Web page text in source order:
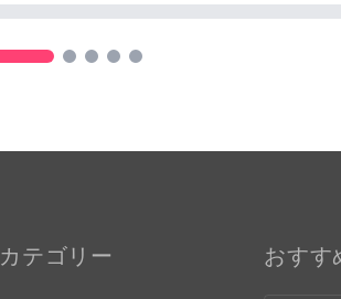
カテゴリー おすす